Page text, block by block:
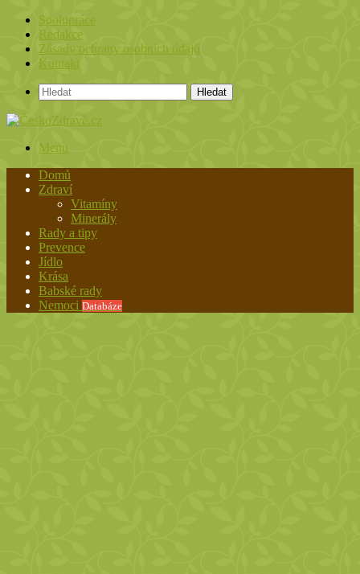
Spolupráce
Redakce
Zásady ochrany osobních údajů
Kontakt
Hledat
Menu
Domů
Zdraví
Vitamíny
Minerály
Rady a tipy
Prevence
Jídlo
Krása
Babské rady
Nemoci Databáze